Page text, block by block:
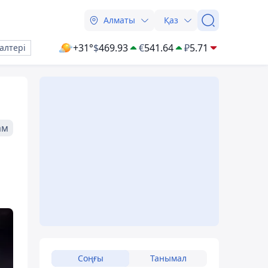
Алматы Қаз
+31°$469.93 €541.64 ₽5.71
Соңғы Танымал